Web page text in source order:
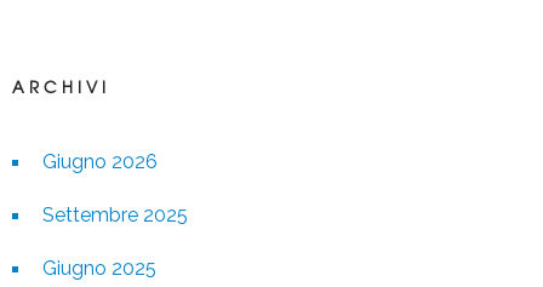
ARCHIVI
Giugno 2026
Settembre 2025
Giugno 2025